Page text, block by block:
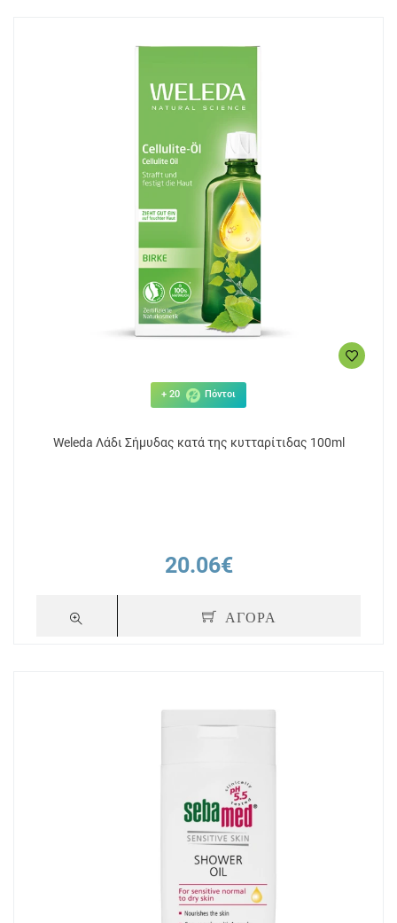
+ 20 Πόντοι
Weleda Λάδι Σήμυδας κατά της κυτταρίτιδας 100ml
20.06€
ΑΓΟΡΑ